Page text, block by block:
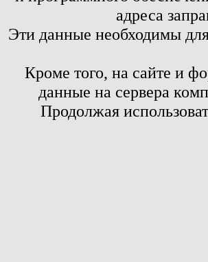
адреса
Эти данные необходимы
Кроме того, на сайте и
данные на сервера
Продолжая